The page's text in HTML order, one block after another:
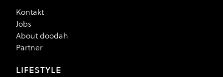
Kontakt
Jobs
About doodah
Partner
LIFESTYLE